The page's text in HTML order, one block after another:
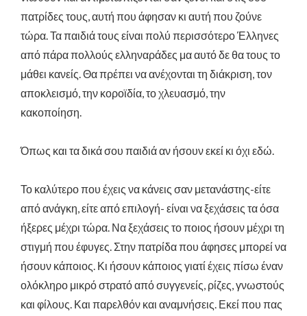
πατρίδες τους, αυτή που άφησαν κι αυτή που ζούνε
τώρα. Τα παιδιά τους είναι πολύ περισσότερο Έλληνες
από πάρα πολλούς ελληναράδες μα αυτό δε θα τους το
μάθει κανείς. Θα πρέπει να ανέχονται τη διάκριση, τον
αποκλεισμό, την κοροϊδία, το χλευασμό, την
κακοποίηση.
Όπως και τα δικά σου παιδιά αν ήσουν εκεί κι όχι εδώ.
Το καλύτερο που έχεις να κάνεις σαν μετανάστης-είτε
από ανάγκη, είτε από επιλογή- είναι να ξεχάσεις τα όσα
ήξερες μέχρι τώρα. Να ξεχάσεις το ποιος ήσουν μέχρι τη
στιγμή που έφυγες. Στην πατρίδα που άφησες μπορεί να
ήσουν κάποιος. Κι ήσουν κάποιος γιατί έχεις πίσω έναν
ολόκληρο μικρό στρατό από συγγενείς, ρίζες, γνωστούς
και φίλους. Και παρελθόν και αναμνήσεις. Εκεί που πας